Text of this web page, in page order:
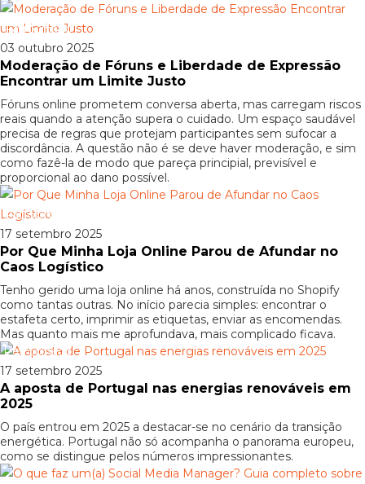
Patrocinado
03 outubro 2025
Moderação de Fóruns e Liberdade de Expressão
Encontrar um Limite Justo
Fóruns online prometem conversa aberta, mas carregam riscos
reais quando a atenção supera o cuidado. Um espaço saudável
precisa de regras que protejam participantes sem sufocar a
discordância. A questão não é se deve haver moderação, e sim
como fazê-la de modo que pareça principial, previsível e
proporcional ao dano possível.
Patrocinado
17 setembro 2025
Por Que Minha Loja Online Parou de Afundar no
Caos Logístico
Tenho gerido uma loja online há anos, construída no Shopify
como tantas outras. No início parecia simples: encontrar o
estafeta certo, imprimir as etiquetas, enviar as encomendas.
Mas quanto mais me aprofundava, mais complicado ficava.
Patrocinado
17 setembro 2025
A aposta de Portugal nas energias renováveis em
2025
O país entrou em 2025 a destacar-se no cenário da transição
energética. Portugal não só acompanha o panorama europeu,
como se distingue pelos números impressionantes.